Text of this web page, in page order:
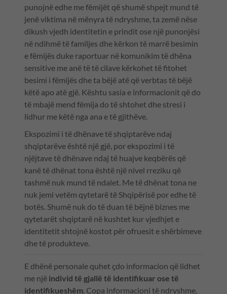
punojnë edhe me fëmijët që shumë shpejt mund të
jenë viktima në mënyra të ndryshme, ta zemë nëse
dikush vjedh identitetin e prindit ose një punonjësi
në ndihmë të familjes dhe kërkon të marrë besimin
e fëmijës duke raportuar në komunikim të dhëna
sensitive me anë të të cilave kërkohet të fitohet
besimi i fëmijës dhe ta bëjë atë që verbtas të bëjë
këtë apo atë gjë. Kështu sasia e informacionit që do
të mbajë mend fëmija do të shtohet dhe stresi i
lidhur me këtë nga ana e të gjithëve.
Ekspozimi i të dhënave të shqiptarëve ndaj
shqiptarëve është një gjë, por ekspozimi i të
njëjtave të dhënave ndaj të huajve keqbërës që
kanë të dhënat tona është një nivel rreziku që
tashmë nuk mund të ndalet. Me të dhënat tona ne
nuk jemi vetëm qytetarë të Shqipërisë por edhe të
botës. Shumë nuk do të duan të bëjnë biznes me
qytetarët shqiptarë në kushtet kur vjedhjet e
identitetit shtojnë kostot për ofruesit e shërbimeve
dhe të produkteve.
E dhënë personale quhet çdo informacion që lidhet
me një individ të gjallë të identifikuar ose të
identifikueshëm. Copa informacioni të ndryshme,